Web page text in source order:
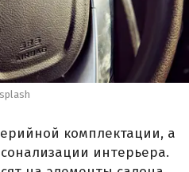
комплектации, а
интерьера.